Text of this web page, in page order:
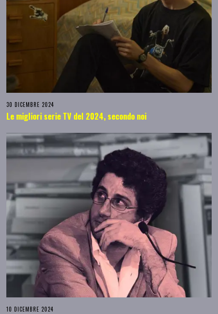
30 DICEMBRE 2024
Le migliori serie TV del 2024, secondo noi
10 DICEMBRE 2024